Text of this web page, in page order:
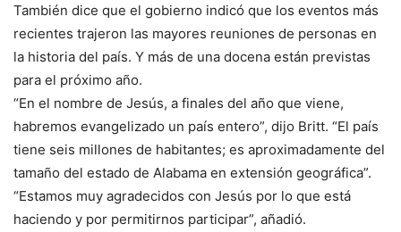
También dice que el gobierno indicó que los eventos más
recientes trajeron las mayores reuniones de personas en
la historia del país. Y más de una docena están previstas
para el próximo año.
“En el nombre de Jesús, a finales del año que viene,
habremos evangelizado un país entero”, dijo Britt. “El país
tiene seis millones de habitantes; es aproximadamente del
tamaño del estado de Alabama en extensión geográfica”.
“Estamos muy agradecidos con Jesús por lo que está
haciendo y por permitirnos participar”, añadió.